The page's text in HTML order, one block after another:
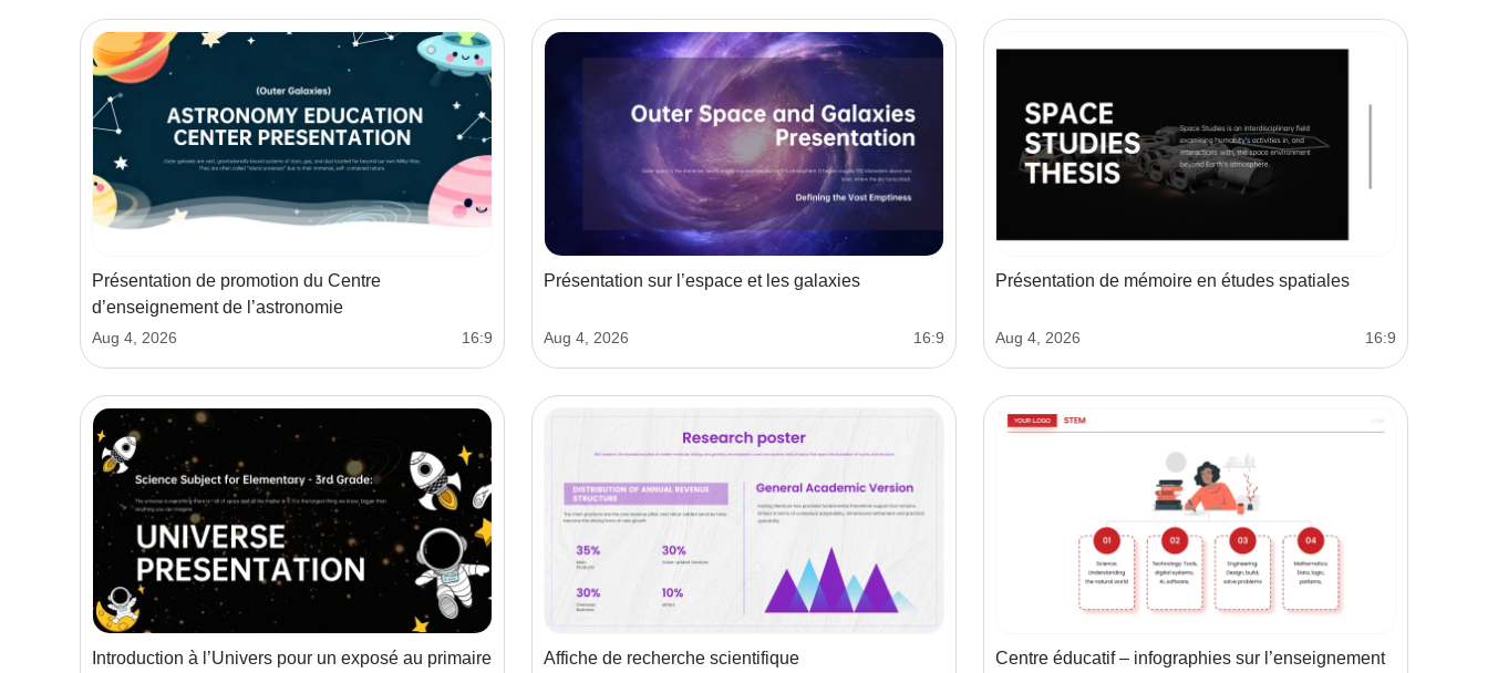
Présentation de promotion du Centre
d’enseignement de l’astronomie
Aug 4, 2026 16:9
Présentation sur l’espace et les galaxies
Aug 4, 2026 16:9
Présentation de mémoire en études spatiales
Aug 4, 2026 16:9
Introduction à l’Univers pour un exposé au primaire Affiche de recherche scientifique
Centre éducatif – infographies sur l’enseignement